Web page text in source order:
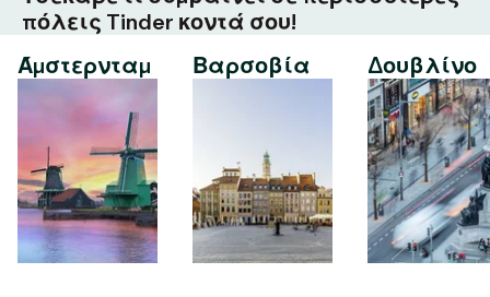
πόλεις Tinder κοντά σου!
Άμστερνταμ
Βαρσοβία Δουβλίνο